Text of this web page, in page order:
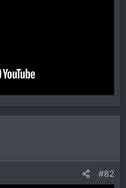
#82